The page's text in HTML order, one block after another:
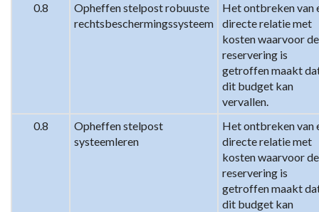
0.8
Opheffen stelpost robuuste
rechtsbeschermingssysteem
Het ontbreken van
directe relatie met
kosten waarvoor
reservering is
getroffen maakt
dit budget kan
vervallen.
0.8
Opheffen stelpost
systeemleren
Het ontbreken van
directe relatie met
kosten waarvoor
reservering is
getroffen maakt
dit budget kan